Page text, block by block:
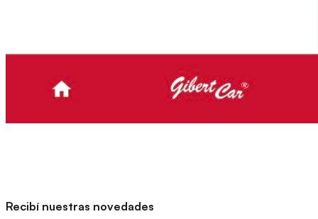
Recibí nuestras novedades